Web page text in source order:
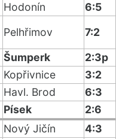
Hodonín
6:5
Pelhřimov
7:2
Šumperk
2:3p
Kopřivnice
3:2
Havl. Brod
6:3
Písek
2:6
Nový Jičín
4:3